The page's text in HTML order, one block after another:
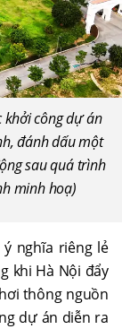
khởi công dự án
đánh dấu một
sau quá trình
minh hoạ)
nghĩa riêng lẻ
khi Hà Nội đẩy
thông nguồn
dự án diễn ra